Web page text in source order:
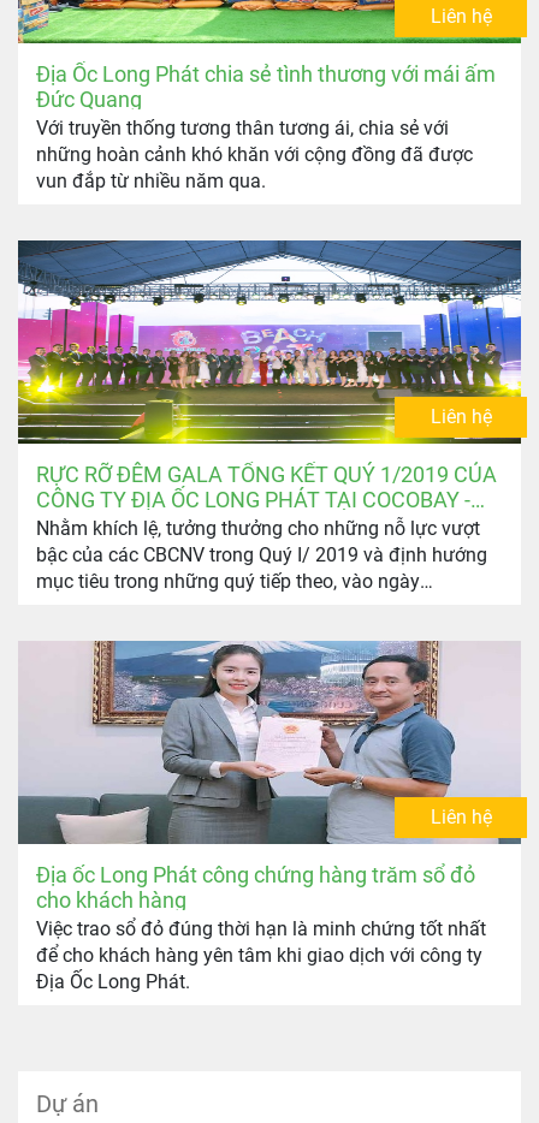
Liên hệ
Địa Ốc Long Phát chia sẻ tình thương với mái ấm
Đức Quang
Với truyền thống tương thân tương ái, chia sẻ với
những hoàn cảnh khó khăn với cộng đồng đã được
vun đắp từ nhiều năm qua.
Liên hệ
RỰC RỠ ĐÊM GALA TỔNG KẾT QUÝ 1/2019 CỦA
CÔNG TY ĐỊA ỐC LONG PHÁT TẠI COCOBAY -
ĐÀ NẴNG
Nhằm khích lệ, tưởng thưởng cho những nỗ lực vượt
bậc của các CBCNV trong Quý I/ 2019 và định hướng
mục tiêu trong những quý tiếp theo, vào ngày
và kế hoạch phát triển dự án kinh doanh Quý II và III
năm 2019 với chủ đề “Đêm hội tụ – Kết nối sức mạnh”
được diễn ra tại CocoBay – Đà Nẵng, đánh dấu một
chặng đường phát triển và gặt hái nhiều thành công
của Long Phát.
Liên hệ
Địa ốc Long Phát công chứng hàng trăm sổ đỏ
cho khách hàng
Việc trao sổ đỏ đúng thời hạn là minh chứng tốt nhất
để cho khách hàng yên tâm khi giao dịch với công ty
Địa Ốc Long Phát.
Dự án